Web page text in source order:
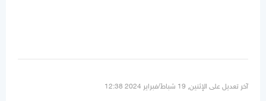
آخر تعديل على الإثنين, 19 شباط/فبراير 2024 12:38